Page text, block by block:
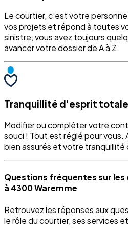
Le courtier, c’est votre
vos projets et répond à toutes
sinistre, vous avez toujours
avancer votre dossier de A à Z.
Tranquillité d'esprit totale
Modifier ou compléter votre
souci ! Tout est réglé pour
bien assurés et votre tranquillité
Questions fréquentes sur
à 4300 Waremme
Retrouvez les réponses aux
le rôle du courtier, ses services